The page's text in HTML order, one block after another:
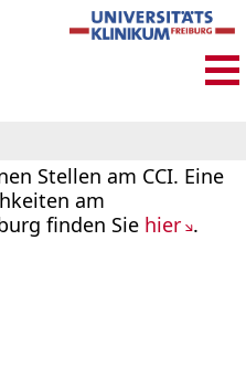
Stellen am CCI. Eine
am
finden Sie hier .